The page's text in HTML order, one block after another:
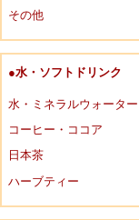
その他
●水・ソフトドリンク
水・ミネラルウォーター
コーヒー・ココア
日本茶
ハーブティー